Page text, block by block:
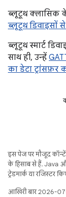
ब्लूटूथ क्लासिक
ब्लूटूथ डिवाइसों
ब्लूटूथ स्मार्ट
साथ ही, उन्हें
का डेटा ट्रांसफ़र
इस पेज पर मौजूद
के हिसाब से हैं. Java
ट्रेडमार्क या रजिस्टर
आखिरी बार 2026-